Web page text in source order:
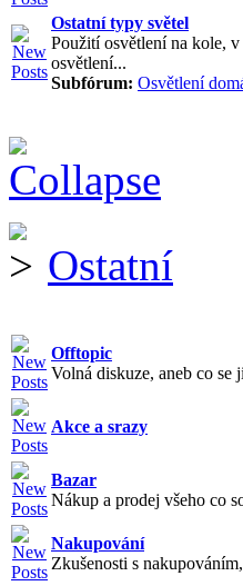
Ostatní typy světel
Použití osvětlení na kole,
osvětlení...
Subfórum: Osvětlení
Ostatní
Offtopic
Volná diskuze, aneb co se
Akce a srazy
Bazar
Nákup a prodej všeho co
Nakupování
Zkušenosti s